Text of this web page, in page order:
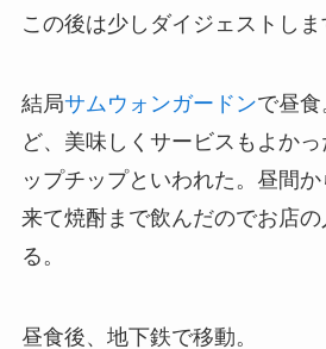
この後は少しダイジェストしま
結局サムウォンガードンで昼
ど、美味しくサービスもよか
ップチップといわれた。昼間
来て焼酎まで飲んだのでお店
る。
昼食後、地下鉄で移動。